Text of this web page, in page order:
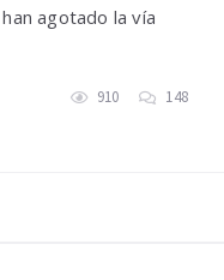
agotado la vía
910 148